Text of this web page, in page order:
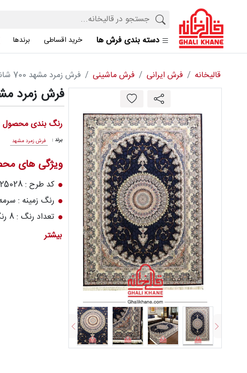
دسته بندی فرش ها خرید اقساطی برندها
قالیخانه فرش ایرانی فرش ماشینی فرش زمرد مشهد 700 شانه کد 25028
فرش زمرد مشهد 700 شانه
رنگ بندی محصول
برند : فرش زمرد مشهد
ویژگی های
کد طرح : 25028
رنگ زمینه :
تعداد رنگ : 8 رنگ
تراکم شانه در متر
بیشتر